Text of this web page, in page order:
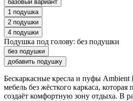
базовый вариант
1 подушка
2 подушки
4 подушки
Подушка под голову: без подушки
без подушки
добавить подушку
Бескаркасные кресла и пуфы
мебель без жёсткого каркаса,
создаёт комфортную зону отдыха. В